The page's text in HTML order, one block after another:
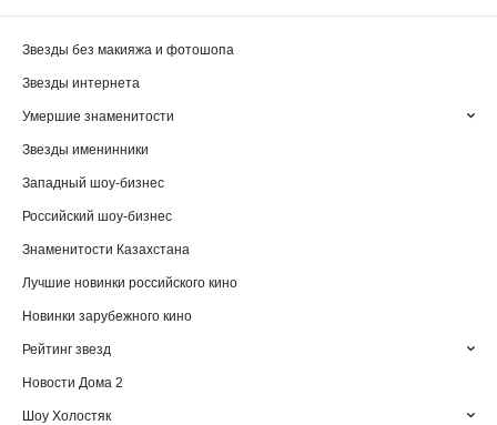
Звезды без макияжа и фотошопа
Звезды интернета
Умершие знаменитости
Звезды именинники
Западный шоу-бизнес
Российский шоу-бизнес
Знаменитости Казахстана
Лучшие новинки российского кино
Новинки зарубежного кино
Рейтинг звезд
Новости Дома 2
Шоу Холостяк